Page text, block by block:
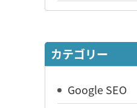
カテゴリー
Google SEO